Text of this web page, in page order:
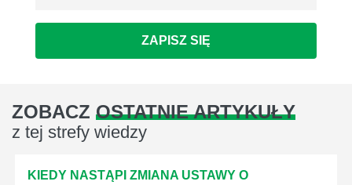
ZAPISZ SIĘ
ZOBACZ OSTATNIE ARTYKUŁY
z tej strefy wiedzy
KIEDY NASTĄPI ZMIANA USTAWY O